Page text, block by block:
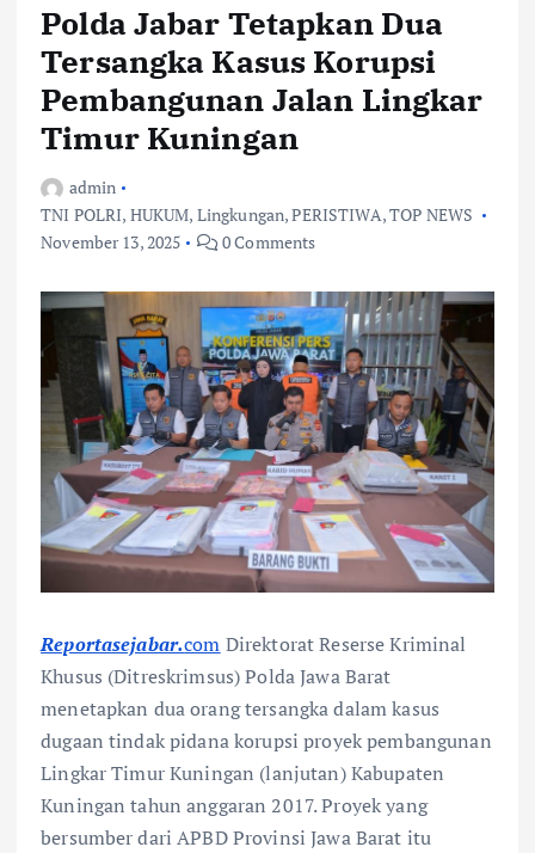
Polda Jabar Tetapkan Dua
Tersangka Kasus Korupsi
Pembangunan Jalan Lingkar
Timur Kuningan
admin
TNI POLRI, HUKUM, Lingkungan,PERISTIWA,TOP NEWS
November 13, 2025
0 Comments
Reportasejabar.com Direktorat Reserse Kriminal
Khusus (Ditreskrimsus) Polda Jawa Barat
menetapkan dua orang tersangka dalam kasus
dugaan tindak pidana korupsi proyek pembangunan
Lingkar Timur Kuningan (lanjutan) Kabupaten
Kuningan tahun anggaran 2017. Proyek yang
bersumber dari APBD Provinsi Jawa Barat itu